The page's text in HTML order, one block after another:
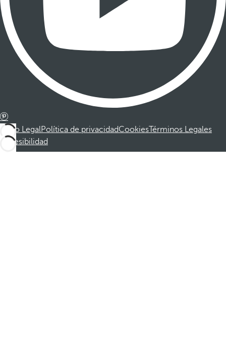
Aviso LegalPolítica de privacidadCookiesTérminos Legales
Accesibilidad